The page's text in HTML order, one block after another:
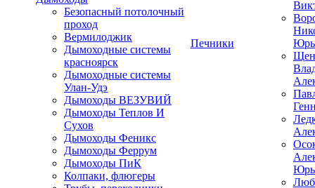
Безопасный потолочный
проход
Вермилоджик
Дымоходные системы
красноярск
Дымоходные системы
Улан-Удэ
Дымоходы ВЕЗУВИЙ
Дымоходы Теплов И
Сухов
Дымоходы Феникс
Дымоходы Феррум
Дымоходы ПиК
Колпаки, флюгеры
Печники